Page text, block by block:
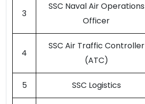
3
SSC Naval Air Operations
Officer
4
SSC Air Traffic Controller
(ATC)
5 SSC Logistics